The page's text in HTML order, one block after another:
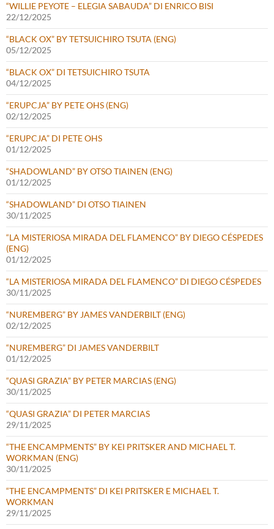
“WILLIE PEYOTE – ELEGIA SABAUDA” DI ENRICO BISI
22/12/2025
“BLACK OX” BY TETSUICHIRO TSUTA (ENG)
05/12/2025
“BLACK OX” DI TETSUICHIRO TSUTA
04/12/2025
“ERUPCJA” BY PETE OHS (ENG)
02/12/2025
“ERUPCJA” DI PETE OHS
01/12/2025
“SHADOWLAND” BY OTSO TIAINEN (ENG)
01/12/2025
“SHADOWLAND” DI OTSO TIAINEN
30/11/2025
“LA MISTERIOSA MIRADA DEL FLAMENCO” BY DIEGO CÉSPEDES
(ENG)
01/12/2025
“LA MISTERIOSA MIRADA DEL FLAMENCO” DI DIEGO CÉSPEDES
30/11/2025
“NUREMBERG” BY JAMES VANDERBILT (ENG)
02/12/2025
“NUREMBERG” DI JAMES VANDERBILT
01/12/2025
“QUASI GRAZIA” BY PETER MARCIAS (ENG)
30/11/2025
“QUASI GRAZIA” DI PETER MARCIAS
29/11/2025
“THE ENCAMPMENTS” BY KEI PRITSKER AND MICHAEL T.
WORKMAN (ENG)
30/11/2025
“THE ENCAMPMENTS” DI KEI PRITSKER E MICHAEL T.
WORKMAN
29/11/2025